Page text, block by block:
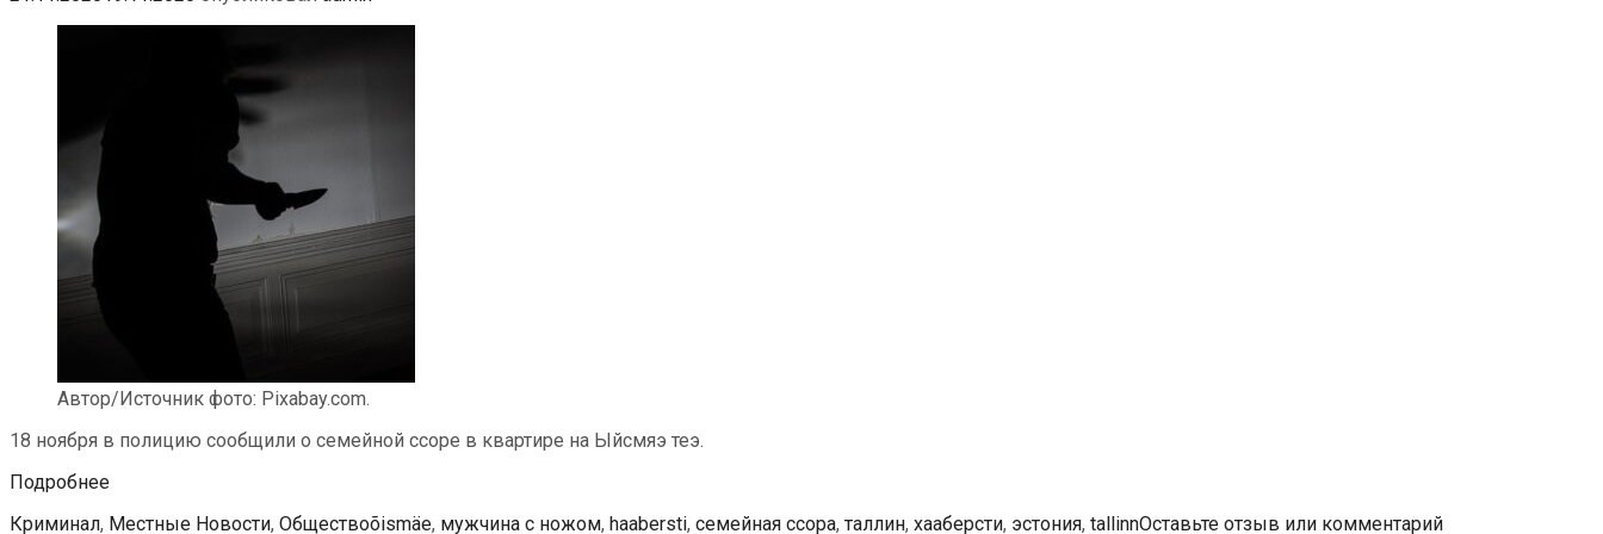
Автор/Источник фото: Pixabay.com.
18 ноября в полицию сообщили о семейной ссоре в квартире на Ыйсмяэ теэ.
ПодробнееСемейный
в
Рубрики
Криминал, Местные Новости, ОбществоТеги
õismäe, мужчина с ножом, haabersti, семейная ссора, таллин, хааберсти, эстония, tallinnОставьте отзыв или комментарий